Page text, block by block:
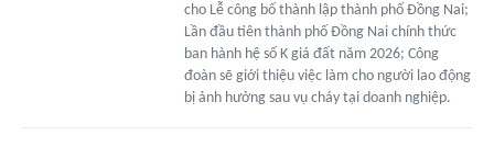
cho Lễ công bố thành lập thành phố Đồng Nai;
Lần đầu tiên thành phố Đồng Nai chính thức
ban hành hệ số K giá đất năm 2026; Công
đoàn sẽ giới thiệu việc làm cho người lao động
bị ảnh hưởng sau vụ cháy tại doanh nghiệp.